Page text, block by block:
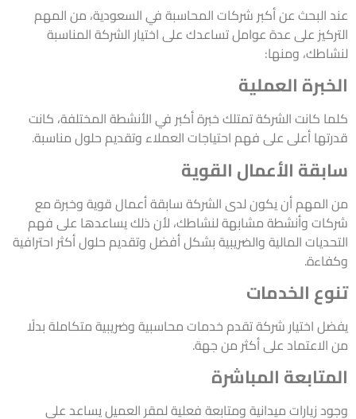
عند البحث عن أكبر شركات المحاسبة في السعودية، من المهم
التركيز على عدة عوامل تساعدك على اختيار الشركة المناسبة
لنشاطك، ومنها:
الخبرة العملية
كلما كانت الشركة تمتلك خبرة أكبر في الأنشطة المختلفة، كانت
قدرتها أعلى على فهم احتياجات العملاء وتقديم حلول مناسبة.
سابقة الأعمال القوية
من المهم أن يكون لدى الشركة سابقة أعمال قوية وخبرة مع
شركات وأنشطة مشابهة لنشاطك، لأن ذلك يساعدها على فهم
التحديات المالية والضريبية بشكل أفضل وتقديم حلول أكثر احترافية
وكفاءة.
تنوع الخدمات
يفضل اختيار شركة تقدم خدمات محاسبية وضريبية متكاملة بدلًا
من الاعتماد على أكثر من جهة.
المتابعة المباشرة
وجود زيارات ميدانية ومتابعة فعلية لمقر العميل يساعد على